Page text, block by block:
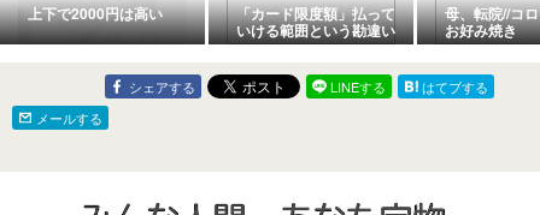
上下で2000円は高い 「カード限度額」払って
いける範囲という勘違い
母、転院//コ
お好み焼き
シェアする LINEする
はてブする
メールする